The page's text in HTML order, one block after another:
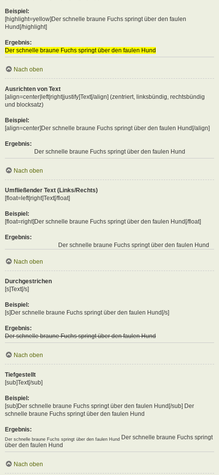
Beispiel:
[highlight=yellow]Der schnelle braune Fuchs springt über den faulen
Hund[/highlight]
Ergebnis:
Der schnelle braune Fuchs springt über den faulen Hund
Nach oben
Ausrichten von Text
[align=center|left|right|justify]Text[/align] (zentriert, linksbündig, rechtsbündig
und blocksatz)
Beispiel:
[align=center]Der schnelle braune Fuchs springt über den faulen Hund[/align]
Ergebnis:
Der schnelle braune Fuchs springt über den faulen Hund
Nach oben
Umfließender Text (Links/Rechts)
[float=left|right]Text[/float]
Beispiel:
[float=right]Der schnelle braune Fuchs springt über den faulen Hund[/float]
Ergebnis:
Der schnelle braune Fuchs springt über den faulen Hund
Nach oben
Durchgestrichen
[s]Text[/s]
Beispiel:
[s]Der schnelle braune Fuchs springt über den faulen Hund[/s]
Ergebnis:
Der schnelle braune Fuchs springt über den faulen Hund
Nach oben
Tiefgestellt
[sub]Text[/sub]
Beispiel:
[sub]Der schnelle braune Fuchs springt über den faulen Hund[/sub] Der
schnelle braune Fuchs springt über den faulen Hund
Ergebnis:
Der schnelle braune Fuchs springt über den faulen Hund Der schnelle braune Fuchs springt
über den faulen Hund
Nach oben